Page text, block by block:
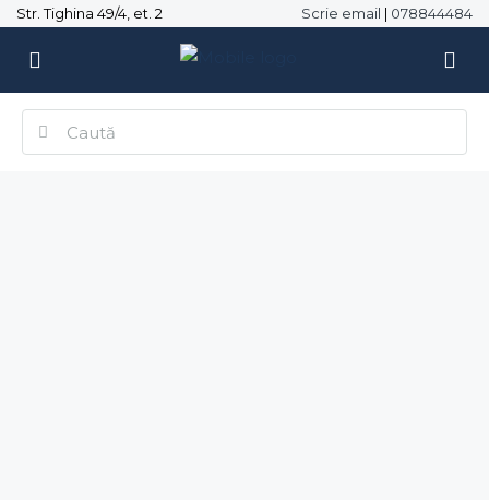
Str. Tighina 49/4, et. 2 Scrie email | 078844484